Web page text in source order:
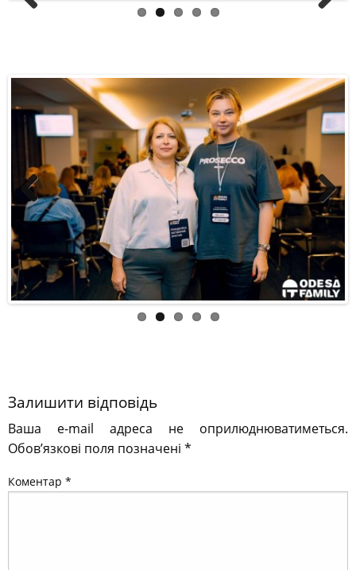
Previous Next
Залишити відповідь
Ваша e-mail адреса не оприлюднюватиметься.
Обов’язкові поля позначені *
Коментар *